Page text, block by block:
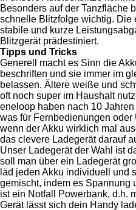
Besonders auf der Tanzfläche
schnelle Blitzfolge wichtig. Die
stabile und kurze
Blitzgerät prädestiniert.
Tipps und Tricks
Generell macht es Sinn die
beschriften und sie immer im
belassen. Ältere weiße und
oft noch super im Haushalt
eneloop haben nach 10
was für Fernbedienungen oder
wenn der Akku wirklich mal
das clevere Ladegerät darauf
Unser Ladegerät der Wahl ist
soll man über ein Ladegerät
läd jeden Akku individuell und
gemischt, indem es Spannung
ist ein Notfall Powerbank, d.h.
Gerät lässt sich dein Handy